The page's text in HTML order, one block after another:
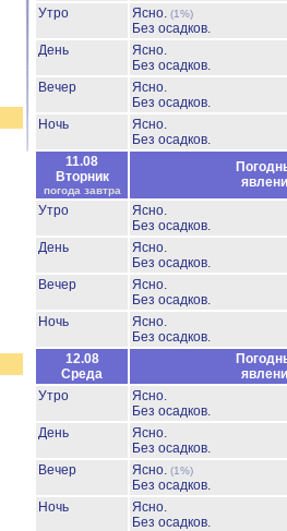
Утро
Ясно. (1%)
Без осадков.
День
Ясно.
Без осадков.
Вечер
Ясно.
Без осадков.
Ночь
Ясно.
Без осадков.
11.08
Вторник
погода завтра
Утро
Ясно.
Без осадков.
День
Ясно.
Без осадков.
Вечер
Ясно.
Без осадков.
Ночь
Ясно.
Без осадков.
12.08
Среда
Утро
Ясно.
Без осадков.
День
Ясно.
Без осадков.
Вечер
Ясно. (1%)
Без осадков.
Ночь
Ясно.
Без осадков.